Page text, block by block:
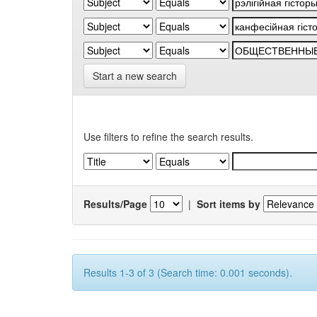
Start a new search
Use filters to refine the search results.
Results/Page | Sort items by
Results 1-3 of 3 (Search time: 0.001 seconds).